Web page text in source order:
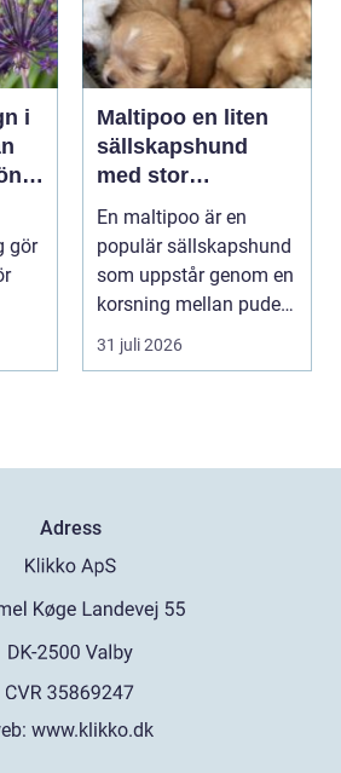
i
gör
Maltipoo en liten
sällskapshund
med stor
personlighet
En maltipoo är en
populär sällskapshund
som uppstår genom en
korsning mellan pudel
och malteser. Kom...
31 juli 2026
Adress
www.klikko.dk